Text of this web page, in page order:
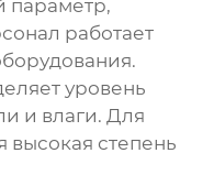
параметр,
работает
уровень
и влаги. Для
высокая степень